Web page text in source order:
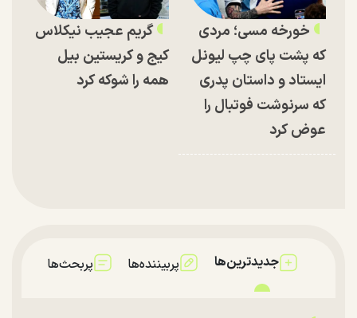
خورخه مسی؛ مردی
که پشت پای چپ لیونل
ایستاد و داستان پدری
که سرنوشت فوتبال را
عوض کرد
گریم عجیب نیکلاس
کیج و کریستین بیل
همه را شوکه کرد
جدیدترین‌ها پربیننده‌ها پربحث‌ها